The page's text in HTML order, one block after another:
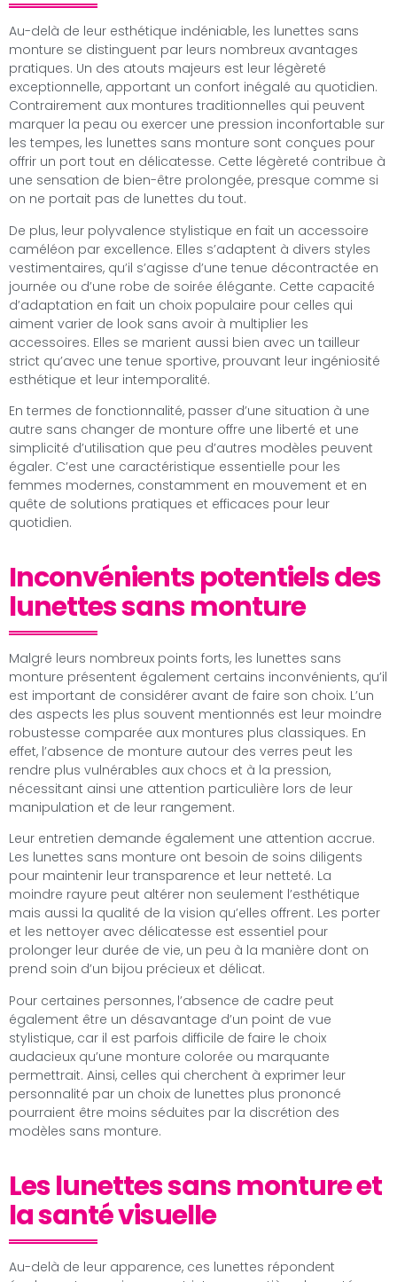
Au-delà de leur esthétique indéniable, les lunettes sans
monture se distinguent par leurs nombreux avantages
pratiques. Un des atouts majeurs est leur légèreté
exceptionnelle, apportant un confort inégalé au quotidien.
Contrairement aux montures traditionnelles qui peuvent
marquer la peau ou exercer une pression inconfortable sur
les tempes, les lunettes sans monture sont conçues pour
offrir un port tout en délicatesse. Cette légèreté contribue à
une sensation de bien-être prolongée, presque comme si
on ne portait pas de lunettes du tout.
De plus, leur polyvalence stylistique en fait un accessoire
caméléon par excellence. Elles s’adaptent à divers styles
vestimentaires, qu’il s’agisse d’une tenue décontractée en
journée ou d’une robe de soirée élégante. Cette capacité
d’adaptation en fait un choix populaire pour celles qui
aiment varier de look sans avoir à multiplier les
accessoires. Elles se marient aussi bien avec un tailleur
strict qu’avec une tenue sportive, prouvant leur ingéniosité
esthétique et leur intemporalité.
En termes de fonctionnalité, passer d’une situation à une
autre sans changer de monture offre une liberté et une
simplicité d’utilisation que peu d’autres modèles peuvent
égaler. C’est une caractéristique essentielle pour les
femmes modernes, constamment en mouvement et en
quête de solutions pratiques et efficaces pour leur
quotidien.
Inconvénients potentiels des
lunettes sans monture
Malgré leurs nombreux points forts, les lunettes sans
monture présentent également certains inconvénients, qu’il
est important de considérer avant de faire son choix. L’un
des aspects les plus souvent mentionnés est leur moindre
robustesse comparée aux montures plus classiques. En
effet, l’absence de monture autour des verres peut les
rendre plus vulnérables aux chocs et à la pression,
nécessitant ainsi une attention particulière lors de leur
manipulation et de leur rangement.
Leur entretien demande également une attention accrue.
Les lunettes sans monture ont besoin de soins diligents
pour maintenir leur transparence et leur netteté. La
moindre rayure peut altérer non seulement l’esthétique
mais aussi la qualité de la vision qu’elles offrent. Les porter
et les nettoyer avec délicatesse est essentiel pour
prolonger leur durée de vie, un peu à la manière dont on
prend soin d’un bijou précieux et délicat.
Pour certaines personnes, l’absence de cadre peut
également être un désavantage d’un point de vue
stylistique, car il est parfois difficile de faire le choix
audacieux qu’une monture colorée ou marquante
permettrait. Ainsi, celles qui cherchent à exprimer leur
personnalité par un choix de lunettes plus prononcé
pourraient être moins séduites par la discrétion des
modèles sans monture.
Les lunettes sans monture et
la santé visuelle
Au-delà de leur apparence, ces lunettes répondent